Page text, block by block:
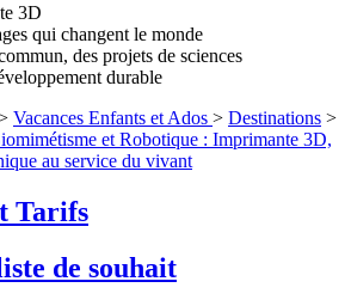
et Robotique :
Technologie et
service du
1 à 4
bio-inspirée au service de la
détaillé plus bas ↓ Niveaux 1 à 4
3D
qui changent le monde
des projets de sciences
durable
Vacances Enfants et Ados > Destinations >
et Robotique : Imprimante 3D,
au service du vivant
Tarifs
de souhait